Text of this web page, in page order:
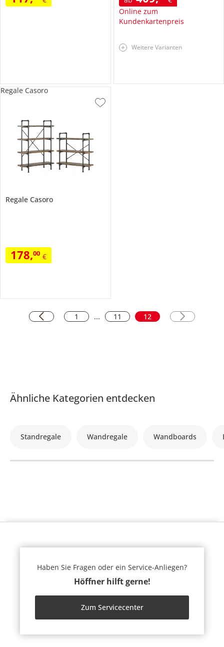
Online zum
Kundenkartenpreis
Weitere Varianten
Regale Casoro
178,00 €
Regale Casoro
1 ... 11 12
Ähnliche Kategorien entdecken
Standregale Wandregale Wandboards
Haben Sie Fragen oder ein Service-Anliegen?
Höffner hilft gerne!
Zum Servicecenter